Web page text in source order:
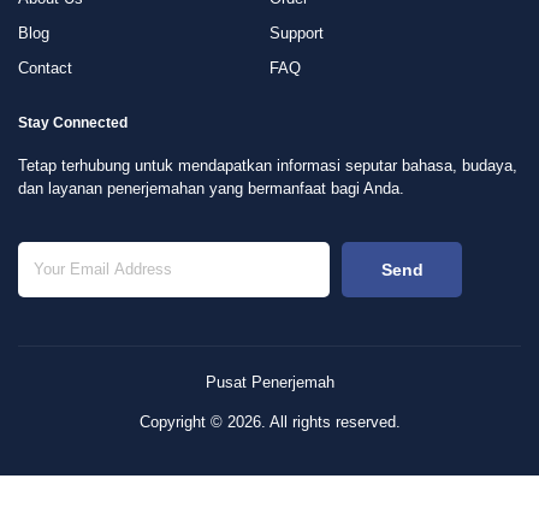
Blog
Contact
Support
FAQ
Stay Connected
Tetap terhubung untuk mendapatkan informasi seputar bahasa, budaya,
dan layanan penerjemahan yang bermanfaat bagi Anda.
Send
Pusat Penerjemah
Copyright © 2026. All rights reserved.